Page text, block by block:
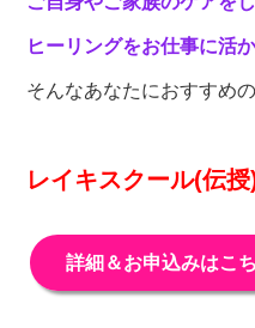
ヒーリングをお仕事に活
そんなあなたにおすすめ
レイキスクール(伝
詳細＆お申込みはこ